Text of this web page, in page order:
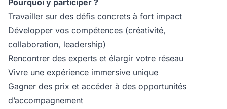
Pourquoi y participer ?
Travailler sur des défis concrets à fort impact
Développer vos compétences (créativité,
collaboration, leadership)
Rencontrer des experts et élargir votre réseau
Vivre une expérience immersive unique
Gagner des prix et accéder à des opportunités
d’accompagnement